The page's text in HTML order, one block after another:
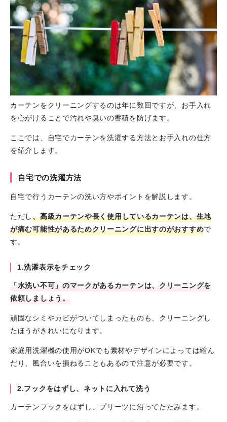
カーテンをクリーニングするのは年に数回ですが、お手入れ
を心がけることで汚れや臭いの蓄積を防げます。
ここでは、自宅でカーテンを洗濯する方法とお手入れの仕方
を紹介します。
自宅での洗濯方法
自宅で行うカーテンの洗い方やポイントを解説します。
ただし、高級カーテンや長く使用しているカーテンは、生地
が痛む可能性があるためクリーニングに出すのがおすすめで
す。
1.洗濯表示をチェック
「水洗い不可」のマークがあるカーテンは、クリーニングを
依頼しましょう。
頑固なシミやカビがついてしまったものも、クリーニングし
たほうがきれいになります。
家庭用洗濯機の使用がOKでも素材やデザインによっては縮ん
だり、風合いを損ねることもあるので注意が必要です。
2.フックをはずし、ネットに入れて洗う
カーテンフックをはずし、プリーツに沿ってたたみます。